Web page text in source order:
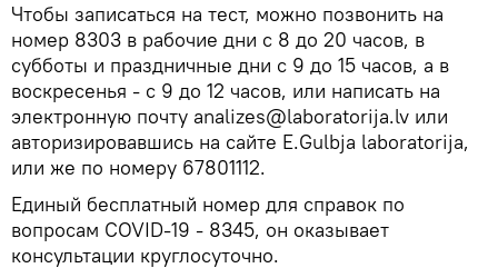
Чтобы записаться на тест, можно позвонить на
номер 8303 в рабочие дни с 8 до 20 часов, в
субботы и праздничные дни с 9 до 15 часов, а в
воскресенья - с 9 до 12 часов, или написать на
электронную почту analizes@laboratorija.lv или
авторизировавшись на сайте E.Gulbja laboratorija,
или же по номеру 67801112.
Единый бесплатный номер для справок по
вопросам COVID-19 - 8345, он оказывает
консультации круглосуточно.